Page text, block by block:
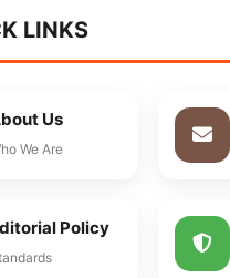
LINKS
Us
We Are
Policy